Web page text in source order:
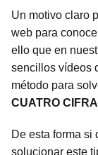
Un motivo claro
web para
ello que en
sencillos vídeos
método para
CUATRO
De esta forma si
solucionar este